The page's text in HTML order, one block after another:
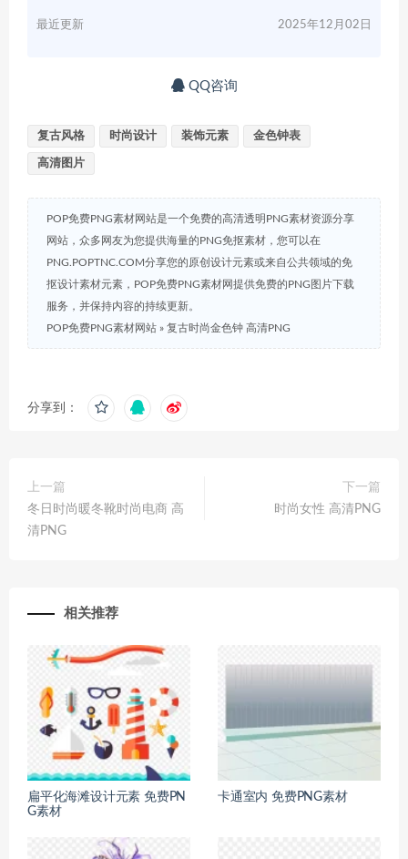
最近更新 2025年12月02日
QQ咨询
复古风格 时尚设计 装饰元素 金色钟表
高清图片
POP免费PNG素材网站是一个免费的高清透明PNG素材资源分享
网站，众多网友为您提供海量的PNG免抠素材，您可以在
PNG.POPTNC.COM分享您的原创设计元素或来自公共领域的免
抠设计素材元素，POP免费PNG素材网提供免费的PNG图片下载
服务，并保持内容的持续更新。
POP免费PNG素材网站 » 复古时尚金色钟 高清PNG
分享到：
上一篇
冬日时尚暖冬靴时尚电商 高
清PNG
下一篇
时尚女性 高清PNG
相关推荐
扁平化海滩设计元素 免费PN
G素材
卡通室内 免费PNG素材